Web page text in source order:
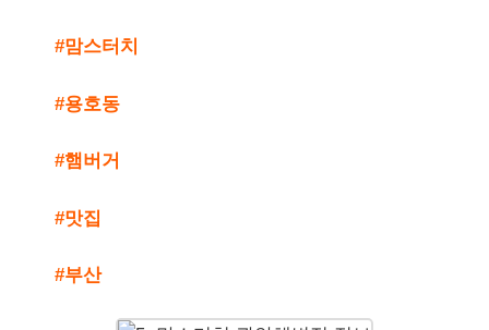
#맘스터치
#용호동
#햄버거
#맛집
#부산